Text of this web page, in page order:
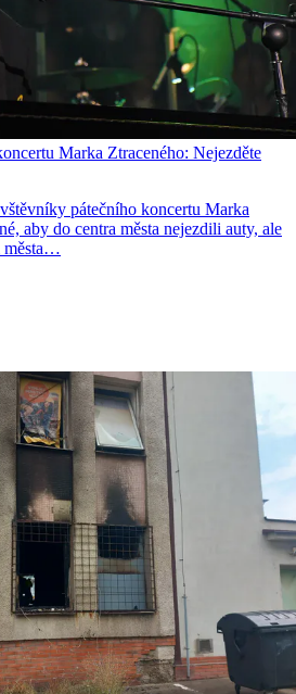
Marka Ztraceného: Nejezděte
pátečního koncertu Marka
aby do centra města nejezdili auty, ale
města…